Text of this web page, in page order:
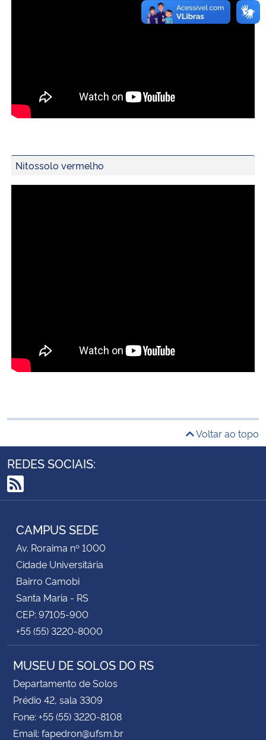
Nitossolo vermelho
Voltar ao topo
REDES SOCIAIS:
RSS
CAMPUS SEDE
Av. Roraima nº 1000
Cidade Universitária
Bairro Camobi
Santa Maria - RS
CEP: 97105-900
+55 (55) 3220-8000
MUSEU DE SOLOS DO RS
Departamento de Solos
Prédio 42, sala 3309
Fone: +55 (55) 3220-8108
Email: fapedron@ufsm.br